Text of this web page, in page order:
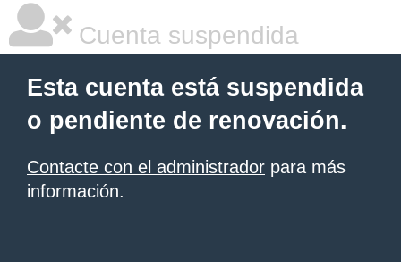
Cuenta suspendida
Esta cuenta está suspendida
o pendiente de renovación.
Contacte con el administrador para más
información.